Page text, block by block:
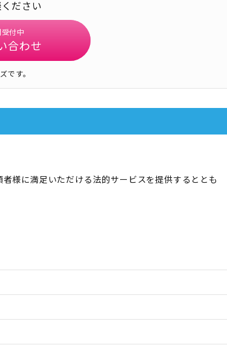
ださい
付中
合わせ
です。
様に満足いただける法的サービスを提供するととも